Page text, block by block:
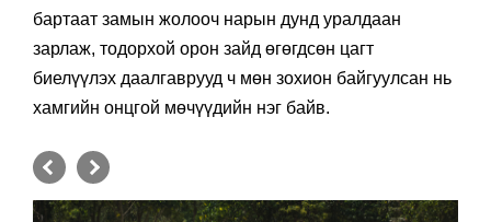
бартаат замын жолооч нарын дунд уралдаан
зарлаж, тодорхой орон зайд өгөгдсөн цагт
биелүүлэх даалгаврууд ч мөн зохион байгуулсан нь
хамгийн онцгой мөчүүдийн нэг байв.